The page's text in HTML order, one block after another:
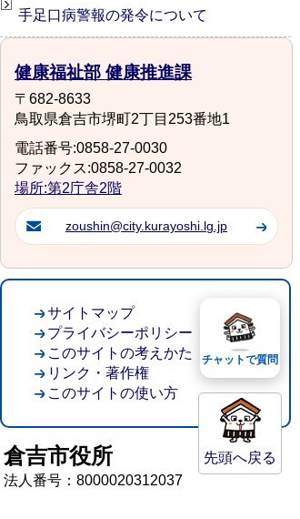
手足口病警報の発令について
健康福祉部 健康推進課
〒682-8633
鳥取県倉吉市堺町2丁目253番地1
電話番号:0858-27-0030
ファックス:0858-27-0032
場所:第2庁舎2階
zoushin@city.kurayoshi.lg.jp
先頭へ戻る
サイトマップ
プライバシーポリシー
このサイトの考えかた
リンク・著作権
このサイトの使い方
倉吉市役所
法人番号：8000020312037
チャットで質問